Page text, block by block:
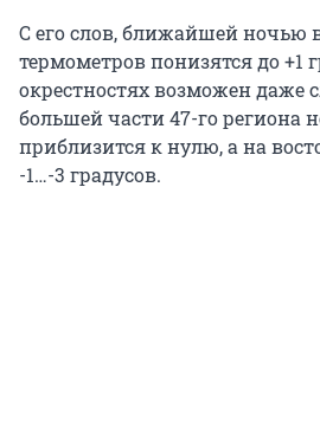
С его слов, ближайшей ночью
термометров понизятся до +1
окрестностях возможен даже
большей части 47-го региона
приблизится к нулю, а на
-1…-3 градусов.